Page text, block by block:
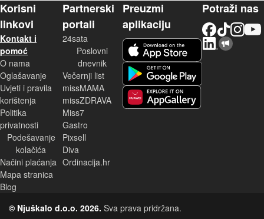
Korisni
linkovi
Kontakt i
pomoć
O nama
Oglašavanje
Uvjeti i pravila
korištenja
Politika
privatnosti
Podešavanje
kolačića
Načini plaćanja
Mapa stranica
Blog
Partnerski
portali
24sata
Poslovni
dnevnik
Večernji list
missMAMA
missZDRAVA
Miss7
Gastro
Pixsell
Diva
Ordinacija.hr
Preuzmi
aplikaciju
Potraži nas
© Njuškalo d.o.o. 2026. Sva prava pridržana.